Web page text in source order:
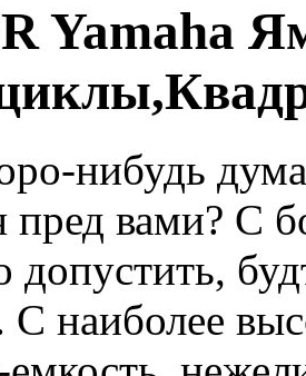
Yamaha
нибудь
пред вами? С
допустить,
наиболее